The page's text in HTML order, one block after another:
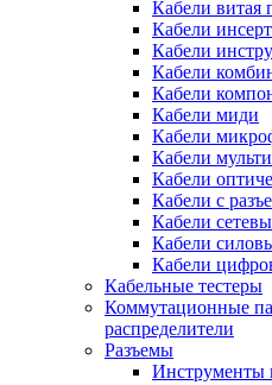
Кабели витая
Кабели
Кабели
Кабели
Кабели
Кабели миди
Кабели
Кабели
Кабели
Кабели с
Кабели
Кабели
Кабели
Кабельные тестеры
Коммутационные
распределители
Разъемы
Инструменты